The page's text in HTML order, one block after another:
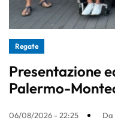
Regate
Presentazione
Palermo-
06/08/2026 - 22:25 Da